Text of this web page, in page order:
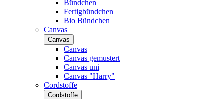
Bündchen
Fertigbündchen
Bio Bündchen
Canvas
Canvas
Canvas
Canvas gemustert
Canvas uni
Canvas "Harry"
Cordstoffe
Cordstoffe